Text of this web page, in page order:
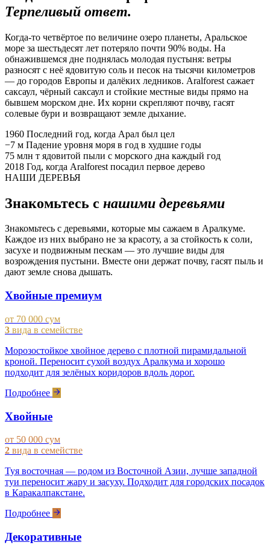
Терпеливый ответ.
Когда-то четвёртое по величине озеро планеты, Аральское
море за шестьдесят лет потеряло почти 90% воды. На
обнажившемся дне поднялась молодая пустыня: ветры
разносят с неё ядовитую соль и песок на тысячи километров
— до городов Европы и далёких ледников. Aralforest сажает
саксаул, чёрный саксаул и стойкие местные виды прямо на
бывшем морском дне. Их корни скрепляют почву, гасят
солевые бури и возвращают земле дыхание.
1960 Последний год, когда Арал был цел
−7 м Падение уровня моря в год в худшие годы
75 млн т ядовитой пыли с морского дна каждый год
2018 Год, когда Aralforest посадил первое дерево
НАШИ ДЕРЕВЬЯ
Знакомьтесь с нашими деревьями
Знакомьтесь с деревьями, которые мы сажаем в Аралкуме.
Каждое из них выбрано не за красоту, а за стойкость к соли,
засухе и подвижным пескам — это лучшие виды для
возрождения пустыни. Вместе они держат почву, гасят пыль и
дают земле снова дышать.
Хвойные премиум
от 70 000 сум
3 вида в семействе
Морозостойкое хвойное дерево с плотной пирамидальной
кроной. Переносит сухой воздух Аралкума и хорошо
подходит для зелёных коридоров вдоль дорог.
Подробнее
Хвойные
от 50 000 сум
2 вида в семействе
Туя восточная — родом из Восточной Азии, лучше западной
туи переносит жару и засуху. Подходит для городских посадок
в Каракалпакстане.
Подробнее
Декоративные